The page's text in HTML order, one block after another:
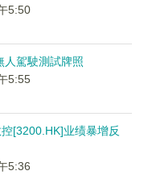
5:50
人駕駛測試牌照
5:55
控[3200.HK]业绩暴增反
5:36